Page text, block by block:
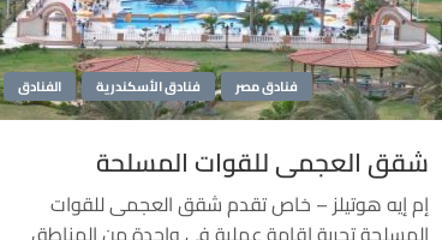
الفنادق فنادق الأسكندرية فنادق مصر
شقق العجمى للقوات المسلحة
إم إيه هوتيلز – خاص تقدم شقق العجمى للقوات